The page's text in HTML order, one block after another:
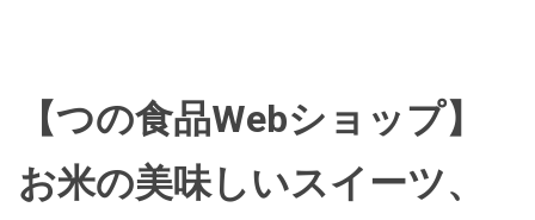
【つの食品Webショップ】
お米の美味しいスイーツ、